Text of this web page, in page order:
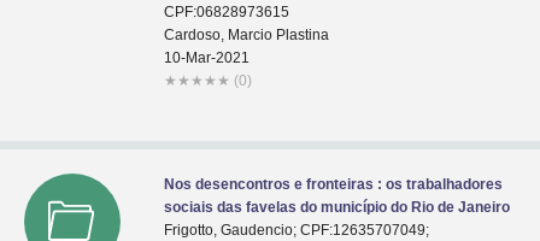
CPF:06828973615
Cardoso, Marcio Plastina
10-Mar-2021
★ ★ ★ ★ ★ (0)
Nos desencontros e fronteiras : os trabalhadores
sociais das favelas do município do Rio de Janeiro
Frigotto, Gaudencio; CPF:12635707049;